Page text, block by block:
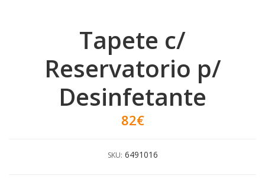
Tapete c/
Reservatorio p/
Desinfetante
82€
SKU: 6491016